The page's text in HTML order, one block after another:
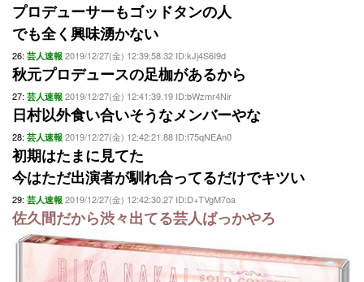
プロデューサーもゴッドタンの人
でも全く興味湧かない
26: 芸人速報 2019/12/27(金) 12:39:58.32 ID:kJj4S6I9d
秋元プロデュースの足枷があるから
27: 芸人速報 2019/12/27(金) 12:41:39.19 ID:bWzmr4Nir
日村以外食い合いそうなメンバーやな
28: 芸人速報 2019/12/27(金) 12:42:21.88 ID:t75qNEAn0
初期はたまに見てた
今はただ出演者が馴れ合ってるだけでキツい
29: 芸人速報 2019/12/27(金) 12:42:30.27 ID:D+TVgM7oa
佐久間だから渋々出てる芸人ばっかやろ